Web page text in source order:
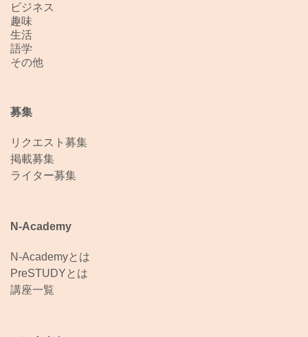
ビジネス
趣味
生活
語学
その他
募集
リクエスト募集
掲載募集
ライター募集
N-Academy
N-Academyとは
PreSTUDYとは
講座一覧